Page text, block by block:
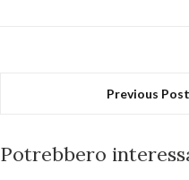
Previous Post
Potrebbero